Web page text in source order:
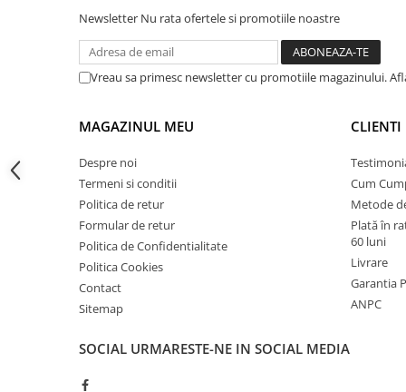
Tevi PEHD gaz
Vane de gaz si robineti
Izolatii tehnice
Izolatii pentru aer conditionat
Izolatii pentru sisteme solare
Izolatii pentru tevi si conducte
Polistiren expandat
Vata minerala bazaltica
Automatizari si elemente de
automatizare
Newsletter Nu rata ofertele si promotiile noastre
Vreau sa primesc newsletter cu promotiile magazinului.
MAGAZINUL MEU
Despre noi
Termeni si conditii
Politica de retur
Formular de retur
Politica de Confidentialitate
Politica Cookies
Contact
Sitemap
CLIENTI
Cum
Metode
Plată în
60 luni
Livrare
Garantia
ANPC
SOCIAL URMARESTE-NE IN SOCIAL MEDIA